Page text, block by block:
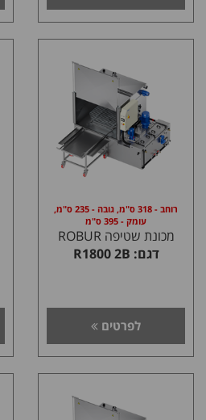
רוחב - 318 ס"מ, גובה - 235 ס"מ,
עומק - 395 ס"מ
מכונת שטיפה ROBUR
דגם: R1800 2B
לפרטים